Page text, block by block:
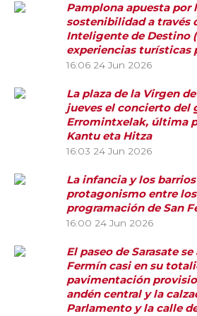
Pamplona apuesta por
sostenibilidad a través
Inteligente de Destino
experiencias turísticas
16:06 24 Jun 2026
La plaza de la Virgen
jueves el concierto del
Erromintxelak, última
Kantu eta Hitza
16:03 24 Jun 2026
La infancia y los
protagonismo entre los
programación de San
16:00 24 Jun 2026
El paseo de Sarasate
Fermín casi en su
pavimentación
andén central y la
Parlamento y la calle